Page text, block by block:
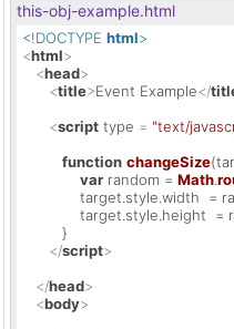
this-obj-example.html
<!DOCTYPE html>
<html>
<head>
<title>Event Example</
<script type = "text/
function changeSize(
var random = Math.
             target.
style.width
=
             target.
style.height
=
         }
</script>
</head>
<body>